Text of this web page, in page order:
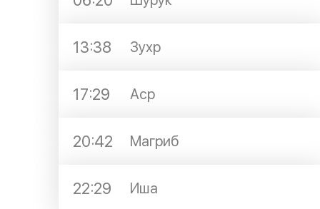
13:38 Зухр
17:29 Аср
20:42 Магриб
22:29 Иша